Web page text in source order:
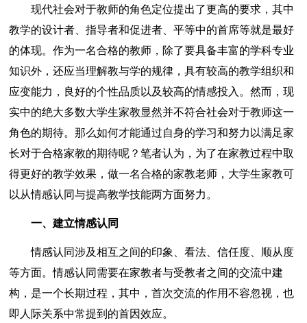
现代社会对于教师的角色定位提出了更高的要求，其中
教学的设计者、指导者和促进者、平等中的首席等就是最好
的体现。作为一名合格的教师，除了要具备丰富的学科专业
知识外，还应当理解教与学的规律，具有较高的教学组织和
应变能力，良好的个性品质以及较高的情感投入。然而，现
实中的绝大多数大学生家教显然并不符合社会对于教师这一
角色的期待。那么如何才能通过自身的学习和努力以满足家
长对于合格家教的期待呢？笔者认为，为了在家教过程中取
得更好的教学效果，做一名合格的家教老师，大学生家教可
以从情感认同与提高教学技能两方面努力。
一、建立情感认同
情感认同涉及相互之间的印象、看法、信任度、顺从度
等方面。情感认同需要在家教者与受教者之间的交流中建
构，是一个长期过程，其中，首次交流的作用不容忽视，也
即人际关系中常提到的首因效应。